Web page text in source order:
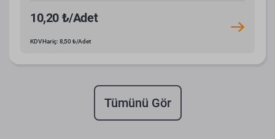
10,20 ₺/Adet
KDV Hariç: 8,50 ₺/Adet
Tümünü Gör